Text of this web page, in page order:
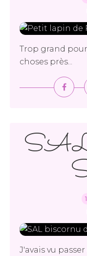
Trop grand pour
choses près...
SAL
J'avais vu